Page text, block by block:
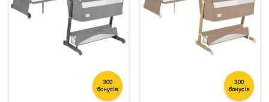
300
бонусів
300
бонусів